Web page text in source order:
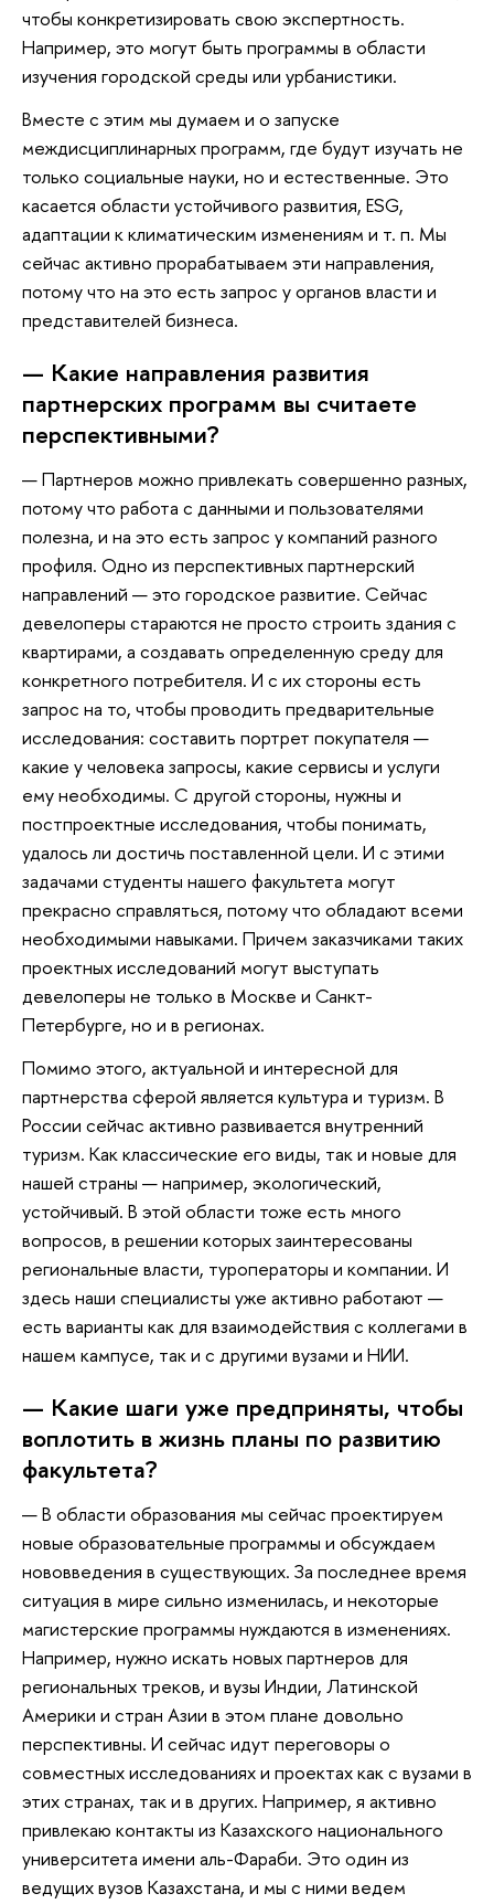
чтобы конкретизировать свою экспертность.
Например, это могут быть программы в области
изучения городской среды или урбанистики.
Вместе с этим мы думаем и о запуске
междисциплинарных программ, где будут изучать не
только социальные науки, но и естественные. Это
касается области устойчивого развития, ESG,
адаптации к климатическим изменениям и т. п. Мы
сейчас активно прорабатываем эти направления,
потому что на это есть запрос у органов власти и
представителей бизнеса.
— Какие направления развития
партнерских программ вы считаете
перспективными?
— Партнеров можно привлекать совершенно разных,
потому что работа с данными и пользователями
полезна, и на это есть запрос у компаний разного
профиля. Одно из перспективных партнерский
направлений — это городское развитие. Сейчас
девелоперы стараются не просто строить здания с
квартирами, а создавать определенную среду для
конкретного потребителя. И с их стороны есть
запрос на то, чтобы проводить предварительные
исследования: составить портрет покупателя —
какие у человека запросы, какие сервисы и услуги
ему необходимы. С другой стороны, нужны и
постпроектные исследования, чтобы понимать,
удалось ли достичь поставленной цели. И с этими
задачами студенты нашего факультета могут
прекрасно справляться, потому что обладают всеми
необходимыми навыками. Причем заказчиками таких
проектных исследований могут выступать
девелоперы не только в Москве и Санкт-
Петербурге, но и в регионах.
Помимо этого, актуальной и интересной для
партнерства сферой является культура и туризм. В
России сейчас активно развивается внутренний
туризм. Как классические его виды, так и новые для
нашей страны — например, экологический,
устойчивый. В этой области тоже есть много
вопросов, в решении которых заинтересованы
региональные власти, туроператоры и компании. И
здесь наши специалисты уже активно работают —
есть варианты как для взаимодействия с коллегами в
нашем кампусе, так и с другими вузами и НИИ.
— Какие шаги уже предприняты, чтобы
воплотить в жизнь планы по развитию
факультета?
— В области образования мы сейчас проектируем
новые образовательные программы и обсуждаем
нововведения в существующих. За последнее время
ситуация в мире сильно изменилась, и некоторые
магистерские программы нуждаются в изменениях.
Например, нужно искать новых партнеров для
региональных треков, и вузы Индии, Латинской
Америки и стран Азии в этом плане довольно
перспективны. И сейчас идут переговоры о
совместных исследованиях и проектах как с вузами в
этих странах, так и в других. Например, я активно
привлекаю контакты из Казахского национального
университета имени аль-Фараби. Это один из
ведущих вузов Казахстана, и мы с ними ведем